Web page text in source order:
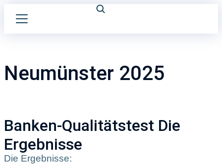
Neumünster 2025
Banken-Qualitätstest Die
Ergebnisse
Die Ergebnisse: